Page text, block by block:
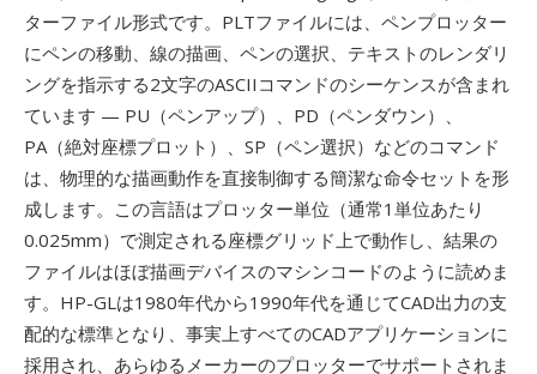
ターファイル形式です。PLTファイルには、ペンプロッター
にペンの移動、線の描画、ペンの選択、テキストのレンダリ
ングを指示する2文字のASCIIコマンドのシーケンスが含まれ
ています — PU（ペンアップ）、PD（ペンダウン）、
PA（絶対座標プロット）、SP（ペン選択）などのコマンド
は、物理的な描画動作を直接制御する簡潔な命令セットを形
成します。この言語はプロッター単位（通常1単位あたり
0.025mm）で測定される座標グリッド上で動作し、結果の
ファイルはほぼ描画デバイスのマシンコードのように読めま
す。HP-GLは1980年代から1990年代を通じてCAD出力の支
配的な標準となり、事実上すべてのCADアプリケーションに
採用され、あらゆるメーカーのプロッターでサポートされま